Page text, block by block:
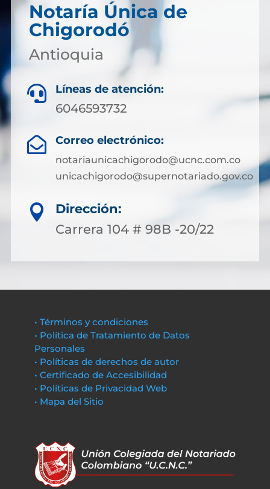
Notaría Única de
Chigorodó
Antioquia
 Líneas de atención:
6046593732
 Correo electrónico:
notariaunicachigorodo@ucnc.com.co
unicachigorodo@supernotariado.gov.co

Dirección:
Carrera 104 # 98B -20/22
• Términos y condiciones
• Política de Tratamiento de Datos
Personales
• Políticas de derechos de autor
• Certificado de Accesibilidad
• Políticas de Privacidad Web
• Mapa del Sitio